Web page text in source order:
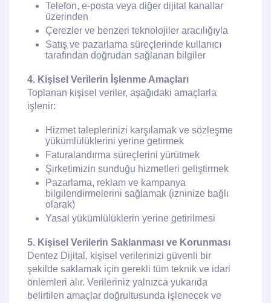
Telefon, e-posta veya diğer dijital kanallar
üzerinden
Çerezler ve benzeri teknolojiler aracılığıyla
Satış ve pazarlama süreçlerinde kullanıcı
tarafından doğrudan sağlanan bilgiler
4. Kişisel Verilerin İşlenme Amaçları
Toplanan kişisel veriler, aşağıdaki amaçlarla
işlenir:
Hizmet taleplerinizi karşılamak ve sözleşme
yükümlülüklerini yerine getirmek
Faturalandırma süreçlerini yürütmek
Şirketimizin sunduğu hizmetleri geliştirmek
Pazarlama, reklam ve kampanya
bilgilendirmelerini sağlamak (izninize bağlı
olarak)
Yasal yükümlülüklerin yerine getirilmesi
5. Kişisel Verilerin Saklanması ve Korunması
Dentez Dijital, kişisel verilerinizi güvenli bir
şekilde saklamak için gerekli tüm teknik ve idari
önlemleri alır. Verileriniz yalnızca yukarıda
belirtilen amaçlar doğrultusunda işlenecek ve